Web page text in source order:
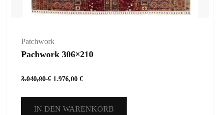
Patchwork
Pachwork 306×210
3.040,00€ 1.976,00 €
IN DEN WARENKORB